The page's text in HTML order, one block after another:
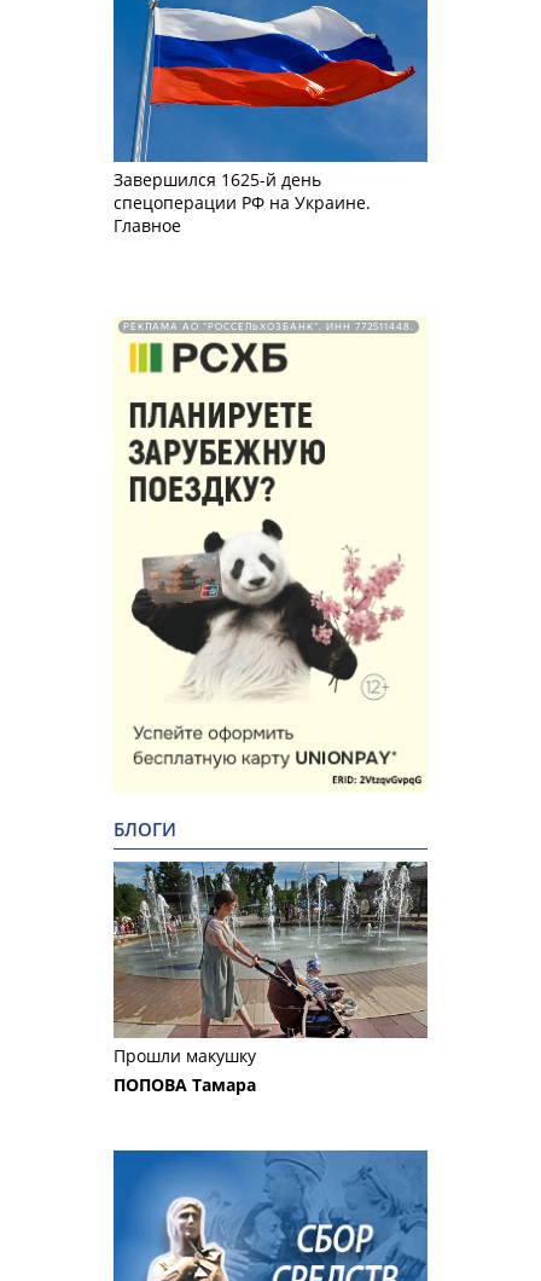
Завершился 1625-й день
спецоперации РФ на Украине.
Главное
РЕКЛАМА АО "РОССЕЛЬХОЗБАНК". ИНН 772511448.
БЛОГИ
Прошли макушку
ПОПОВА Тамара